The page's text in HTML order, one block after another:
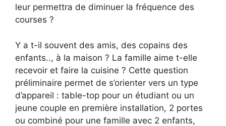
leur permettra de diminuer la fréquence des
courses ?
Y a t-il souvent des amis, des copains des
enfants.., à la maison ? La famille aime t-elle
recevoir et faire la cuisine ? Cette question
préliminaire permet de s’orienter vers un type
d’appareil : table-top pour un étudiant ou un
jeune couple en première installation, 2 portes
ou combiné pour une famille avec 2 enfants,